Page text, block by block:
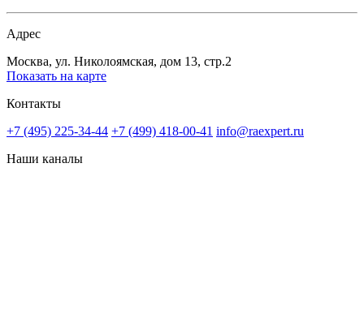
Адрес
Москва, ул. Николоямская, дом 13, стр.2
Показать на карте
Контакты
+7 (495) 225-34-44 +7 (499) 418-00-41 info@raexpert.ru
Наши каналы